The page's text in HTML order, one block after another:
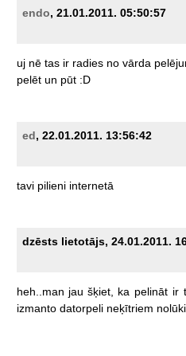
endo, 21.01.2011. 05:50:57
uj nē tas ir radies no vārda
pelēt un pūt :D
ed, 22.01.2011. 13:56:42
tavi pilieni internetā
dzēsts lietotājs, 24.01.2011.
heh..man jau šķiet, ka pelināt ir
izmanto datorpeli neķītriem